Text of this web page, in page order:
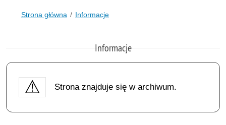
Strona główna Informacje
Informacje
Strona znajduje się w archiwum.